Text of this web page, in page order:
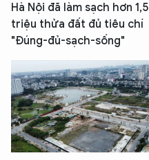
Hà Nội đã làm sạch hơn 1,5
triệu thửa đất đủ tiêu chí
"Đúng-đủ-sạch-sống"